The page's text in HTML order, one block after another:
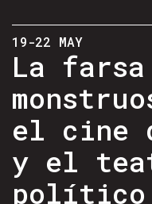
19-22 MAY
La farsa
el cine
y el